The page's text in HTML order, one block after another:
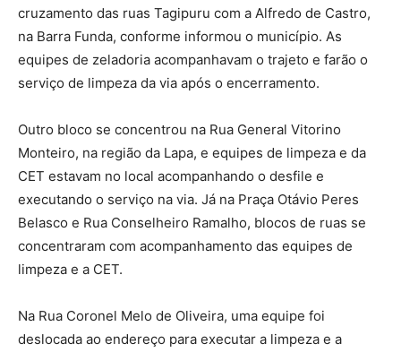
cruzamento das ruas Tagipuru com a Alfredo de Castro,
na Barra Funda, conforme informou o município. As
equipes de zeladoria acompanhavam o trajeto e farão o
serviço de limpeza da via após o encerramento.
Outro bloco se concentrou na Rua General Vitorino
Monteiro, na região da Lapa, e equipes de limpeza e da
CET estavam no local acompanhando o desfile e
executando o serviço na via. Já na Praça Otávio Peres
Belasco e Rua Conselheiro Ramalho, blocos de ruas se
concentraram com acompanhamento das equipes de
limpeza e a CET.
Na Rua Coronel Melo de Oliveira, uma equipe foi
deslocada ao endereço para executar a limpeza e a